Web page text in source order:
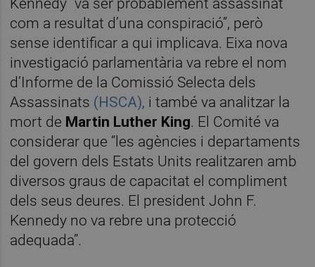
com a resultat d’una conspiració”, però
sense identificar a qui implicava. Eixa nova
investigació parlamentària va rebre el nom
d’Informe de la Comissió Selecta dels
Assassinats (HSCA), i també va analitzar la
mort de Martin Luther King. El Comité va
considerar que “les agències i departaments
del govern dels Estats Units realitzaren amb
diversos graus de capacitat el compliment
dels seus deures. El president John F.
Kennedy no va rebre una protecció
adequada”.